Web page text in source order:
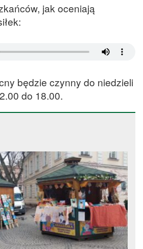
jak oceniają
będzie czynny do niedzieli
do 18.00.